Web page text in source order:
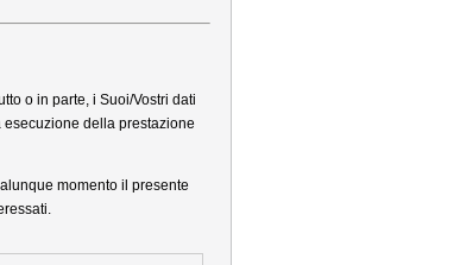
o in parte, i Suoi/Vostri dati
esecuzione della prestazione
momento il presente